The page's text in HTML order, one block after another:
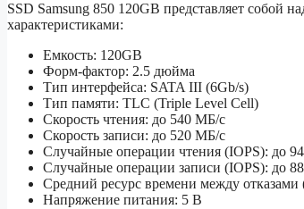
SSD Samsung 850 120GB представляет собой
характеристиками:
Емкость: 120GB
Форм-фактор: 2.5 дюйма
Тип интерфейса: SATA III (6Gb/s)
Тип памяти: TLC (Triple Level Cell)
Скорость чтения: до 540 МБ/с
Скорость записи: до 520 МБ/с
Случайные операции чтения (IOPS): до
Случайные операции записи (IOPS): до
Средний ресурс времени между
Напряжение питания: 5 В